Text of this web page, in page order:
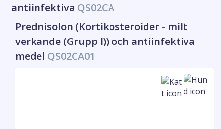
antiinfektiva QS02CA
Prednisolon (Kortikosteroider - milt
verkande (Grupp I)) och antiinfektiva
medel QS02CA01